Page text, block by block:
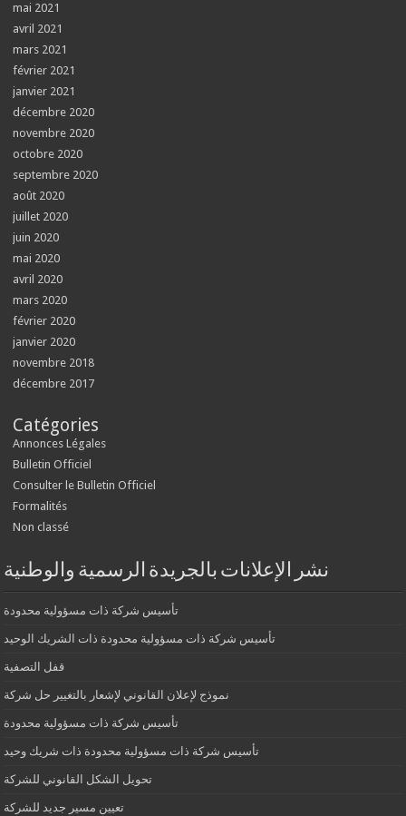
mai 2021
avril 2021
mars 2021
février 2021
janvier 2021
décembre 2020
novembre 2020
octobre 2020
septembre 2020
août 2020
juillet 2020
juin 2020
mai 2020
avril 2020
mars 2020
février 2020
janvier 2020
novembre 2018
décembre 2017
Catégories
Annonces Légales
Bulletin Officiel
Consulter le Bulletin Officiel
Formalités
Non classé
نشر الإعلانات بالجريدة الرسمية والوطنية
تأسيس شركة ذات مسؤولية محدودة
تأسيس شركة ذات مسؤولية محدودة ذات الشريك الوحيد
قفل التصفية
نموذج لإعلان القانوني لإشعار بالتغيير حل شركة
تأسيس شركة ذات مسؤولية محدودة
تأسيس شركة ذات مسؤولية محدودة ذات شريك وحيد
تحويل الشكل القانوني للشركة
تعيين مسير جديد للشركة